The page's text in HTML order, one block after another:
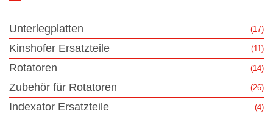
Unterlegplatten (17)
Kinshofer Ersatzteile (11)
Rotatoren (14)
Zubehör für Rotatoren (26)
Indexator Ersatzteile (4)